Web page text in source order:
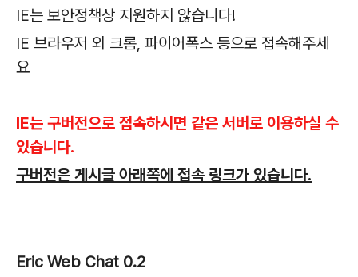
IE는 보안정책상 지원하지 않습니다!
IE 브라우저 외 크롬, 파이어폭스 등으로 접속해주세
요
IE는 구버전으로 접속하시면 같은 서버로 이용하실 수
있습니다.
구버전은 게시글 아래쪽에 접속 링크가 있습니다.
Eric Web Chat 0.2